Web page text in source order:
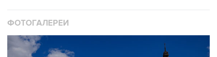
ФОТОГАЛЕРЕИ